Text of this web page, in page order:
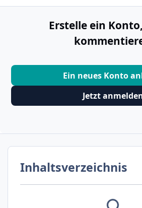
Erstelle ein
Ein neues Konto
Jetzt
Inhaltsverzeichnis